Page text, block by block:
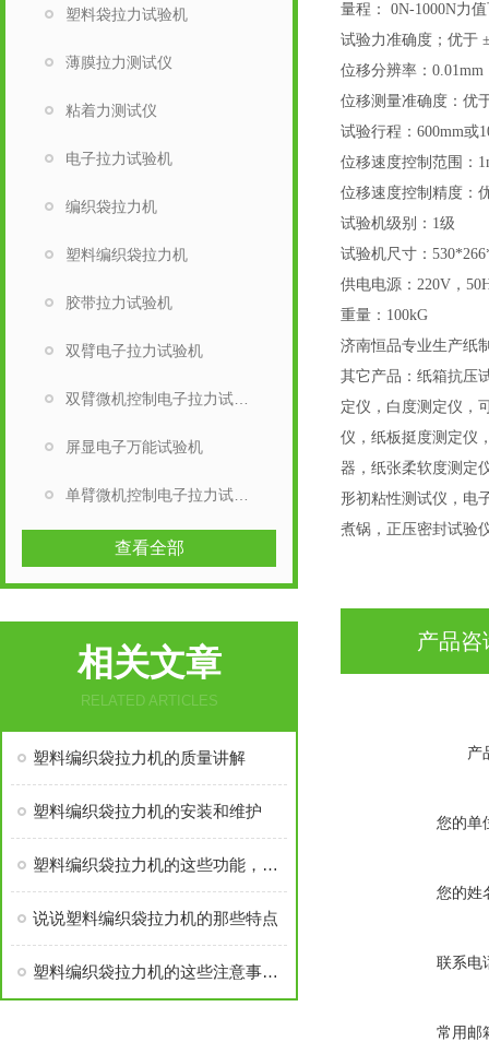
量程 ：
0N-1000N力
试验力准确度；优于
位移分辨率：0.01mm
位移测量准确度：优
试验行程：600mm或
位移速度控制范围：
位移速度控制精度：
试验机级别：1级
试验机尺寸：
供电电源：220V，
重量 ：100kG
济南恒品专业生产纸
其它产品：纸箱抗压
定仪，白度测定仪，
仪，纸板挺度测定仪
器，纸张柔软度测定
形初粘性测试仪，电
煮锅，正压密封试验
产品咨
产
您的单
您的姓
联系电
常用邮
塑料袋拉力试验机
薄膜拉力测试仪
粘着力测试仪
电子拉力试验机
编织袋拉力机
塑料编织袋拉力机
胶带拉力试验机
双臂电子拉力试验机
屏显电子万能试验机
查看全部
相关文章
RELATED ARTICLES
塑料编织袋拉力机的质量讲解
塑料编织袋拉力机的安装和维护
塑料编织袋拉力机的这些功能，您都了解吗
说说塑料编织袋拉力机的那些特点
塑料编织袋拉力机的这些注意事项，你必须知道